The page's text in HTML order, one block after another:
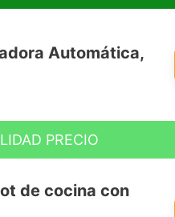
Automática,
PRECIO
de cocina con